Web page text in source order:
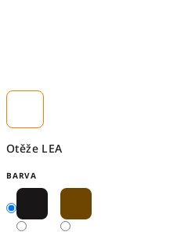
Otěže LEA
BARVA